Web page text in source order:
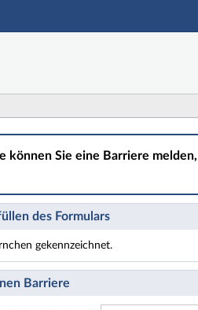
können Sie eine Barriere
des Formulars
gekennzeichnet.
Barriere